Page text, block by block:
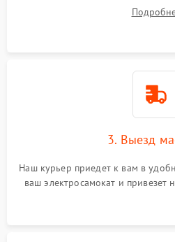
3. Выезд
Наш курьер приедет к вам в
ваш электросамокат и привезет